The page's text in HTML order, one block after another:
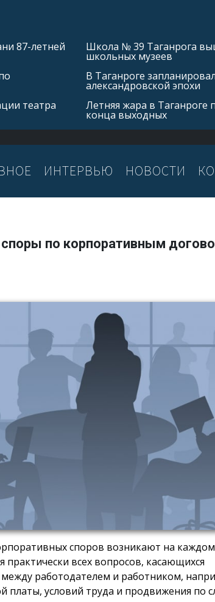
87-летней
театра
Школа № 39 Таганрога
школьных музеев
В Таганроге
александровской эпохи
Летняя жара в Таганроге
конца выходных
ИНТЕРВЬЮ НОВОСТИ
по корпоративным
споров возникают на
практически всех вопросов, касающихся
работодателем и работником,
платы, условий труда и продвижения по